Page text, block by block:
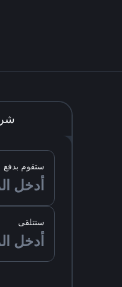
ستقوم بدفع
ستتلقى